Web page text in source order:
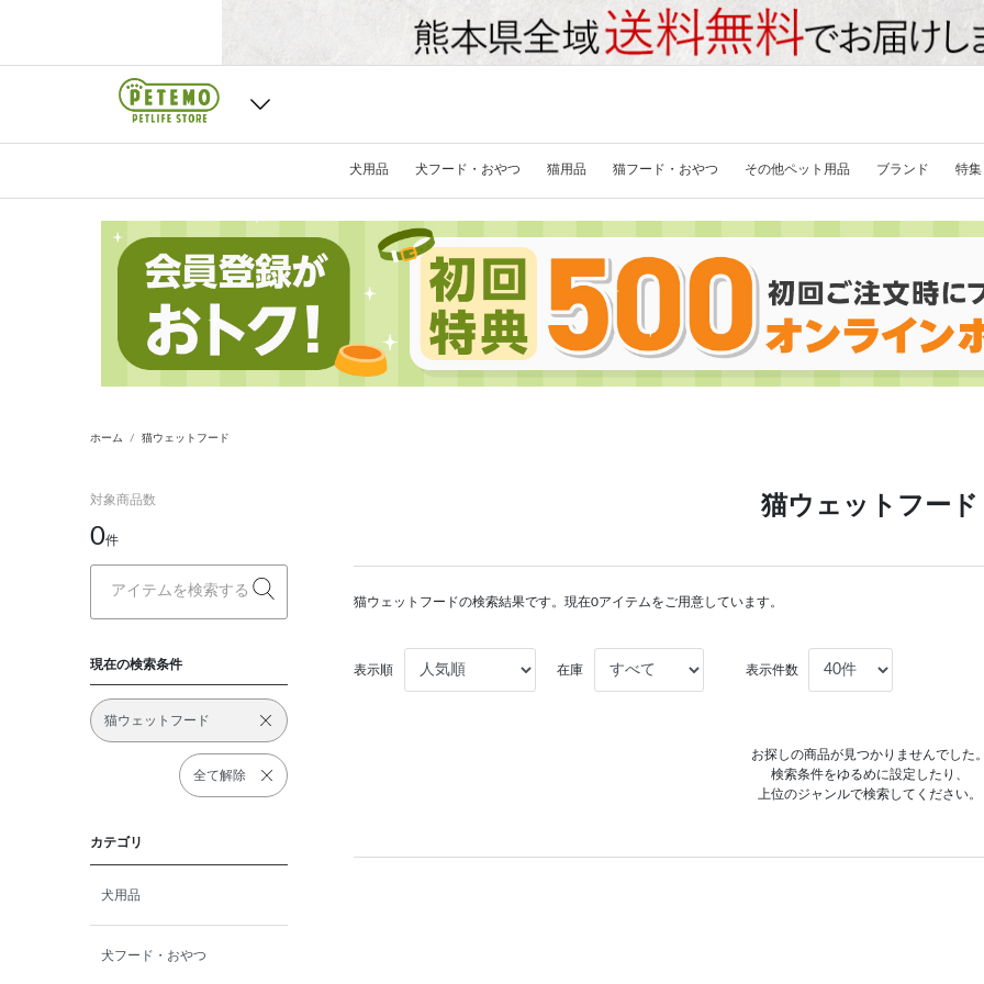
犬用品 犬フード・おやつ 猫用品 猫フード・おやつ その他ペット用品 ブランド 特集
ホーム 猫ウェットフード
対象商品数
0件
現在の検索条件
猫ウェットフード
全て解除
カテゴリ
犬用品
犬フード・おやつ
猫ウェットフード
猫ウェットフードの検索結果です。現在0アイテムをご用意しています。
表示順 在庫 表示件数
お探しの商品が見つかりませんでした
検索条件をゆるめに設定したり、
上位のジャンルで検索してください。